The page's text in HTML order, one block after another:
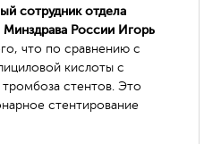
сотрудник отдела
России Игорь
что по сравнению с
кислоты с
стентов. Это
стентирование